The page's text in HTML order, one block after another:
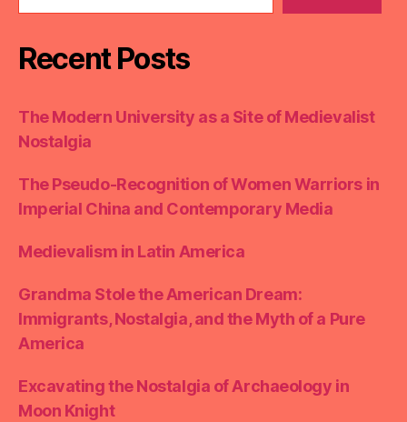
Recent Posts
The Modern University as a Site of Medievalist
Nostalgia
The Pseudo-Recognition of Women Warriors in
Imperial China and Contemporary Media
Medievalism in Latin America
Grandma Stole the American Dream:
Immigrants, Nostalgia, and the Myth of a Pure
America
Excavating the Nostalgia of Archaeology in
Moon Knight